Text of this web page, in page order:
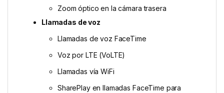
Zoom óptico en la cámara trasera
Llamadas de voz
Llamadas de voz FaceTime
Voz por LTE (VoLTE)
Llamadas vía WiFi
SharePlay en llamadas FaceTime para